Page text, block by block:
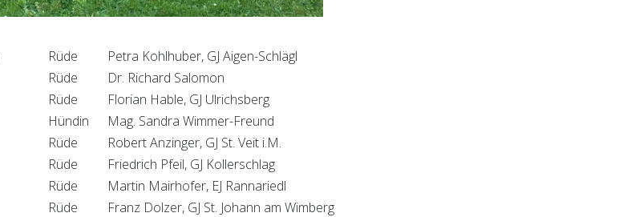
Rüde
Rüde
Rüde
Hündin
Rüde
Rüde
Rüde
Rüde
Petra Kohlhuber, GJ Aigen-Schlägl
Dr. Richard Salomon
Florian Hable, GJ Ulrichsberg
Mag. Sandra Wimmer-Freund
Robert Anzinger, GJ St. Veit i.M.
Friedrich Pfeil, GJ Kollerschlag
Martin Mairhofer, EJ Rannariedl
Franz Dolzer, GJ St. Johann am Wimberg